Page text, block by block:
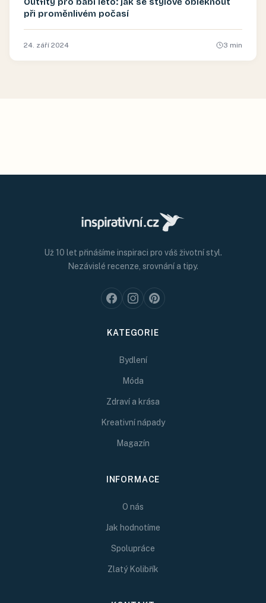
při proměnlivém počasí
24. září 2024 3 min
Už 10 let přinášíme inspiraci pro váš životní styl.
Nezávislé recenze, srovnání a tipy.
KATEGORIE
Bydlení
Móda
Zdraví a krása
Kreativní nápady
Magazín
INFORMACE
O nás
Jak hodnotíme
Spolupráce
Zlatý Kolibřík